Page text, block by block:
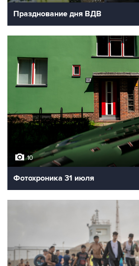
Празднование дня ВДВ
10
Фотохроника 31 июля